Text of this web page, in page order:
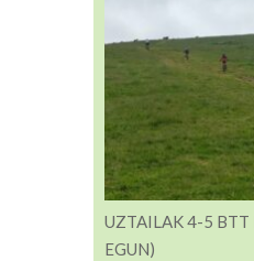
UZTAILAK 4-5 BTT
EGUN)